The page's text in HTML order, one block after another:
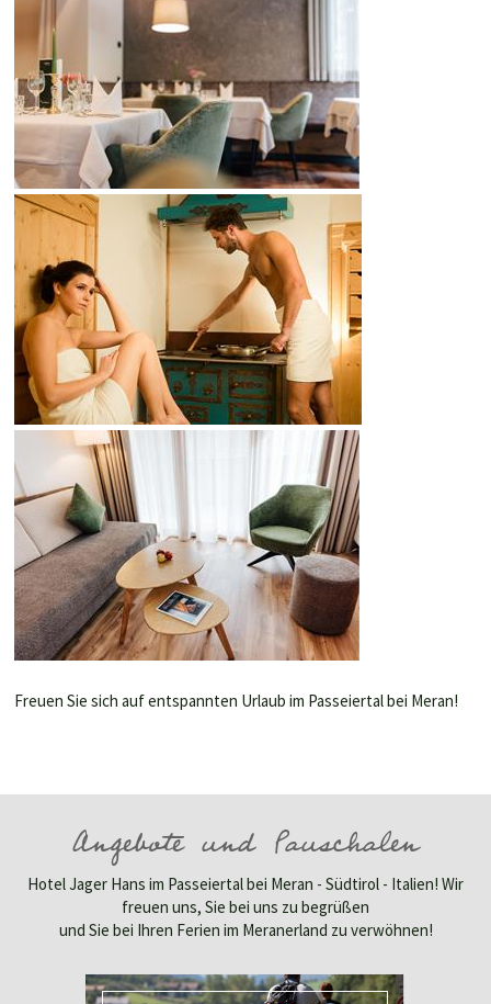
Freuen Sie sich auf entspannten Urlaub im Passeiertal bei Meran!
Angebote und Pauschalen
Hotel Jager Hans im Passeiertal bei Meran - Südtirol - Italien! Wir
freuen uns, Sie bei uns zu begrüßen
und Sie bei Ihren Ferien im Meranerland zu verwöhnen!